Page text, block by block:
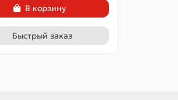
В корзину
Быстрый заказ